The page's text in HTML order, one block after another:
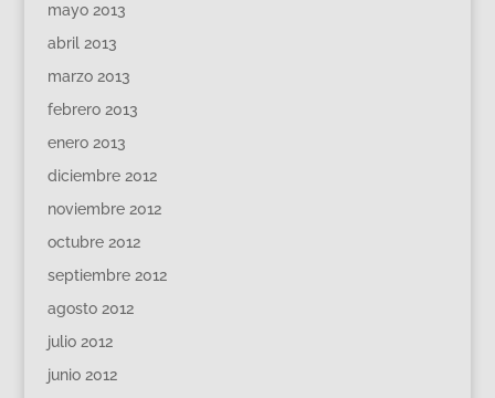
mayo 2013
abril 2013
marzo 2013
febrero 2013
enero 2013
diciembre 2012
noviembre 2012
octubre 2012
septiembre 2012
agosto 2012
julio 2012
junio 2012